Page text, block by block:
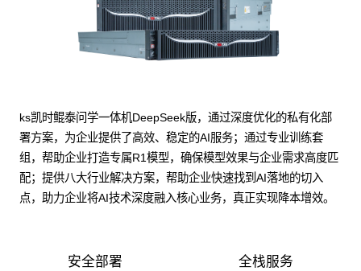
ks凯时鲲泰问学一体机DeepSeek版，通过深度优化的私有化部
署方案，为企业提供了高效、稳定的AI服务；通过专业训练套
组，帮助企业打造专属R1模型，确保模型效果与企业需求高度匹
配；提供八大行业解决方案，帮助企业快速找到AI落地的切入
点，助力企业将AI技术深度融入核心业务，真正实现降本增效。
安全部署 全栈服务